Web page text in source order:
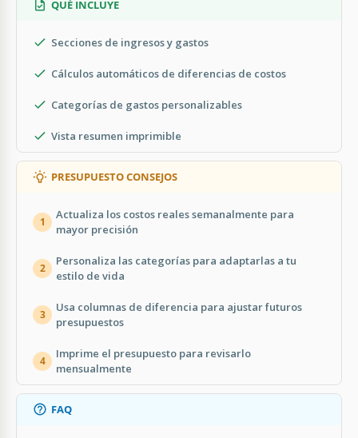
QUÉ INCLUYE
Secciones de ingresos y gastos
Cálculos automáticos de diferencias de costos
Categorías de gastos personalizables
Vista resumen imprimible
PRESUPUESTO CONSEJOS
1
Actualiza los costos reales semanalmente para
mayor precisión
2
Personaliza las categorías para adaptarlas a tu
estilo de vida
3
Usa columnas de diferencia para ajustar futuros
presupuestos
4
Imprime el presupuesto para revisarlo
mensualmente
FAQ